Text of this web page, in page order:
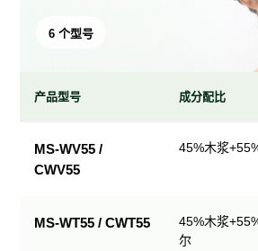
6 个型号
产品型号 成分配比
MS-WV55 /
CWV55
45%木浆
MS-WT55 / CWT55
45%木浆
尔